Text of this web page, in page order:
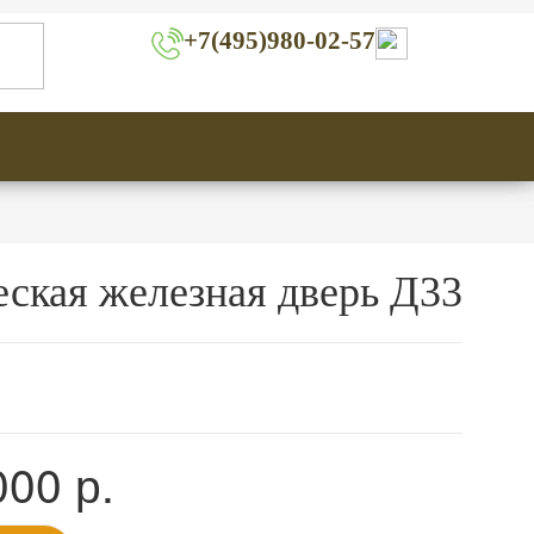
+7(495)980-02-57
железная дверь Д33
р.